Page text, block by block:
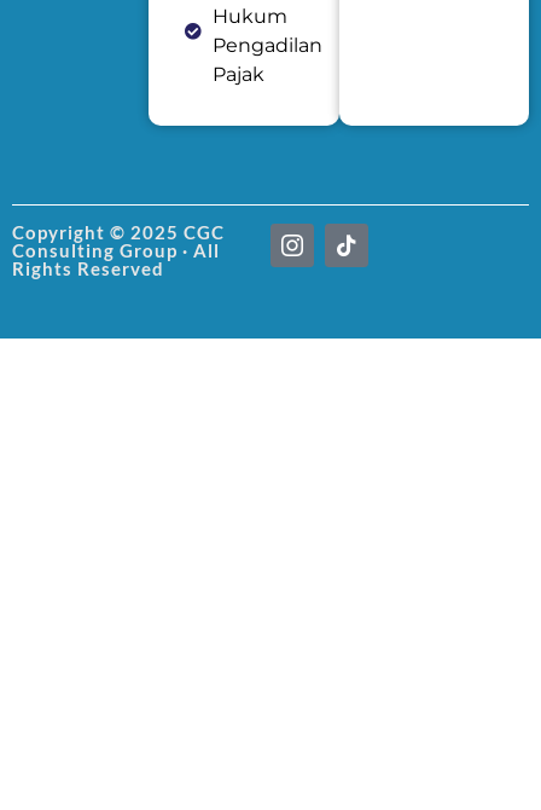
Hukum
Pengadilan
Pajak
Copyright © 2025 CGC
Consulting Group · All
Rights Reserved
I
c
i
T
i
k